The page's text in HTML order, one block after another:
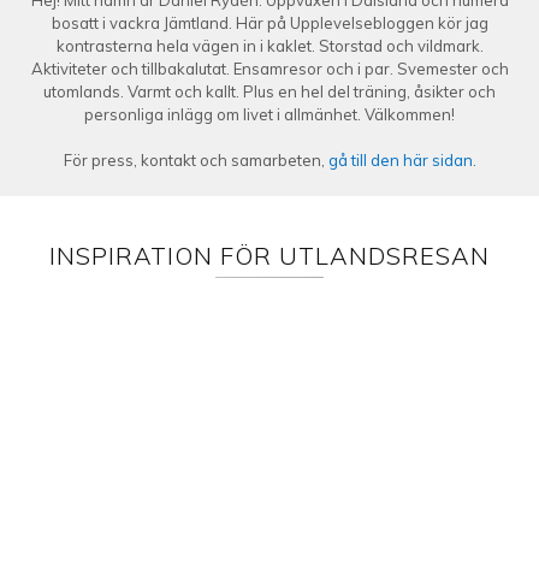
bosatt i vackra Jämtland. Här på Upplevelsebloggen kör jag
kontrasterna hela vägen in i kaklet. Storstad och vildmark.
Aktiviteter och tillbakalutat. Ensamresor och i par. Svemester och
utomlands. Varmt och kallt. Plus en hel del träning, åsikter och
personliga inlägg om livet i allmänhet. Välkommen!
För press, kontakt och samarbeten, gå till den här sidan
INSPIRATION FÖR UTLANDSRESAN